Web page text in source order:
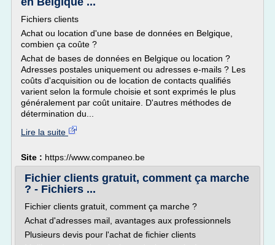
Fichiers clients
Achat ou location d'une base de données en Belgique,
combien ça coûte ?
Achat de bases de données en Belgique ou location ?
Adresses postales uniquement ou adresses e-mails ? Les
coûts d'acquisition ou de location de contacts qualifiés
varient selon la formule choisie et sont exprimés le plus
généralement par coût unitaire. D'autres méthodes de
détermination du...
Lire la suite
Site : https://www.companeo.be
Fichier clients gratuit, comment ça marche
? - Fichiers ...
Fichier clients gratuit, comment ça marche ?
Achat d'adresses mail, avantages aux professionnels
Plusieurs devis pour l'achat de fichier clients